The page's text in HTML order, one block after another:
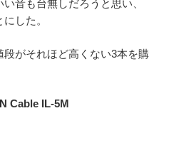
音も台無しだろうと思い、
した。
がそれほど高くない3本を購
Cable IL-5M